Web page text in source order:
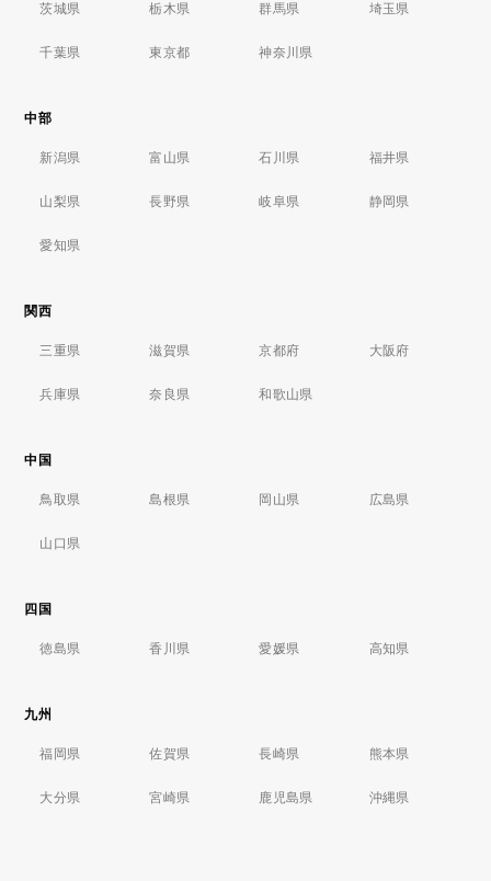
茨城県 栃木県 群馬県 埼玉県
千葉県 東京都 神奈川県
中部
新潟県 富山県 石川県 福井県
山梨県 長野県 岐阜県 静岡県
愛知県
関西
三重県 滋賀県 京都府 大阪府
兵庫県 奈良県 和歌山県
中国
鳥取県 島根県 岡山県 広島県
山口県
四国
徳島県 香川県 愛媛県 高知県
九州
福岡県 佐賀県 長崎県 熊本県
大分県 宮崎県 鹿児島県 沖縄県